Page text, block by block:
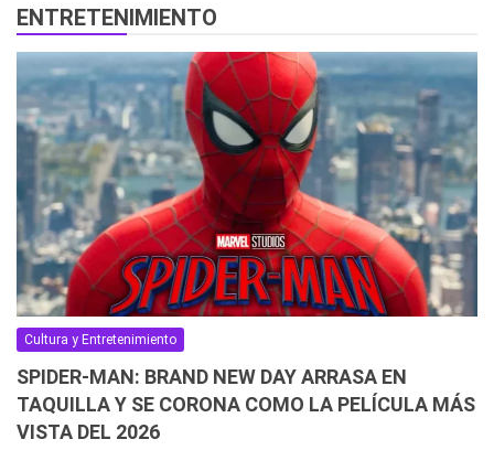
ENTRETENIMIENTO
Cultura y Entretenimiento
SPIDER-MAN: BRAND NEW DAY ARRASA EN
TAQUILLA Y SE CORONA COMO LA PELÍCULA MÁS
VISTA DEL 2026